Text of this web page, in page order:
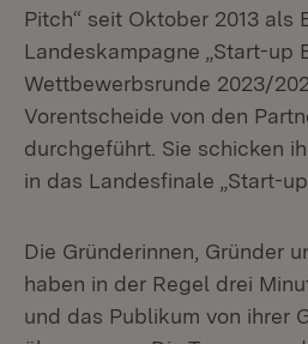
Pitch“ seit Oktober 2013 als
Landeskampagne „Start-up
Wettbewerbsrunde 2023/
Vorentscheide von den
durchgeführt. Sie schicken
in das Landesfinale „Start-
Die Gründerinnen, Gründer
haben in der Regel drei
und das Publikum von ihrer